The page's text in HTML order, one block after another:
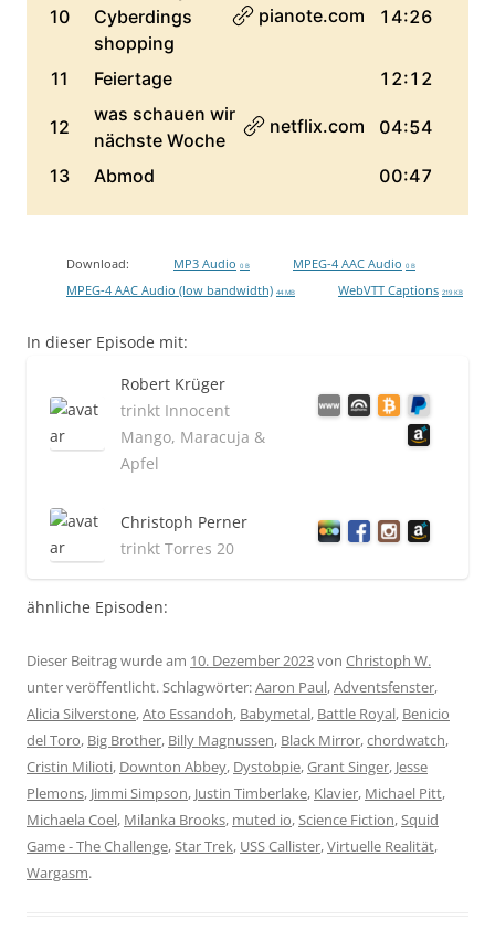
Download: MP3 Audio 0 B MPEG-4 AAC Audio 0 B
MPEG-4 AAC Audio (low bandwidth) 44 MB WebVTT Captions 219 KB
In dieser Episode mit:
Robert Krüger
trinkt Innocent
Mango, Maracuja &
Apfel
Christoph Perner
trinkt Torres 20
ähnliche Episoden:
Dieser Beitrag wurde am 10. Dezember 2023von Christoph W.
unter veröffentlicht. Schlagwörter:Aaron Paul,Adventsfenster,
Alicia Silverstone,Ato Essandoh, Babymetal, Battle Royal, Benicio
del Toro, Big Brother, Billy Magnussen, Black Mirror,chordwatch,
Cristin Milioti, Downton Abbey, Dystobpie,Grant Singer, Jesse
Plemons, Jimmi Simpson, Justin Timberlake, Klavier, Michael Pitt,
Michaela Coel, Milanka Brooks, muted io,Science Fiction,Squid
Game - The Challenge,Star Trek, USS Callister,Virtuelle Realität,
Wargasm.